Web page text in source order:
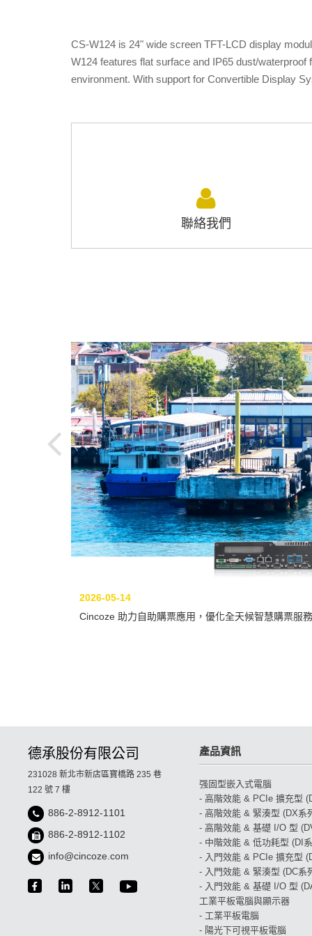
CS-W124 is 24" wide screen TFT-LCD display
W124 features flat surface and IP65 dust/
environment. With support for Convertible Display
聯絡我們
2026-05-14
Cincoze 助力自助購票應用，優化全天候智慧購票服務
德承股份有限公司
231028 新北市新店區寶橋路 235 巷
122 號 7 樓
886-2-8912-1101
886-2-8912-1102
info@cincoze.com
產品資訊
强固型嵌入式電腦
- 高階效能 & PCIe 擴充型
- 高階效能 & 緊湊型 (DX系
- 高階效能 & 基礎 I/O 型
- 中階效能 & 低功耗型 (DI
- 入門效能 & PCIe 擴充型
- 入門效能 & 緊湊型 (DC系
- 入門效能 & 基礎 I/O 型
工業平板電腦與顯示器
- 工業平板電腦
- 陽光下可視平板電腦